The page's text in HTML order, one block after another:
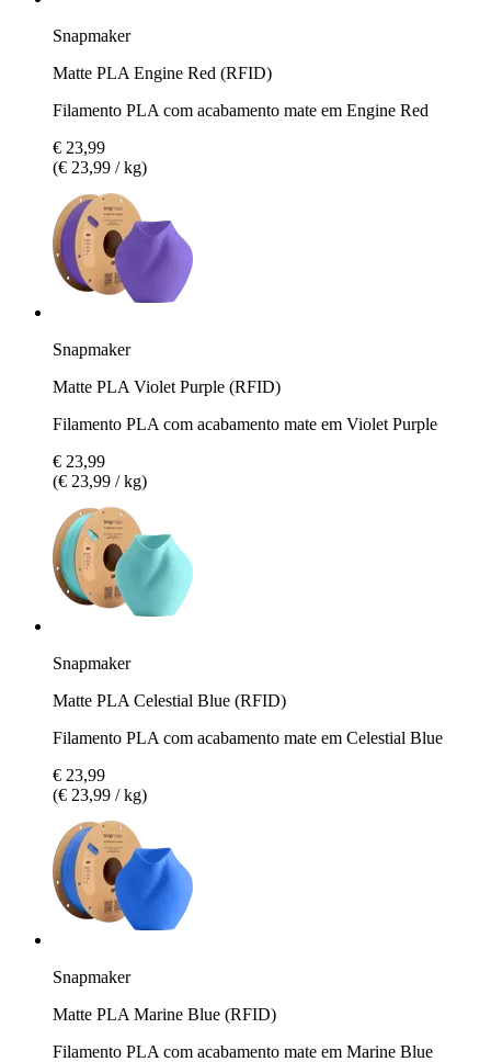
Snapmaker
Matte PLA Engine Red (RFID)
Filamento PLA com acabamento mate em Engine Red
€ 23,99
(€ 23,99 / kg)
Snapmaker
Matte PLA Violet Purple (RFID)
Filamento PLA com acabamento mate em Violet Purple
€ 23,99
(€ 23,99 / kg)
Snapmaker
Matte PLA Celestial Blue (RFID)
Filamento PLA com acabamento mate em Celestial Blue
€ 23,99
(€ 23,99 / kg)
Snapmaker
Matte PLA Marine Blue (RFID)
Filamento PLA com acabamento mate em Marine Blue